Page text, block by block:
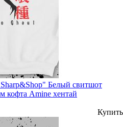
Белый свитшот
кофта Amine хентай
Купить